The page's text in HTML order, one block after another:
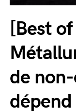
[Best of
de